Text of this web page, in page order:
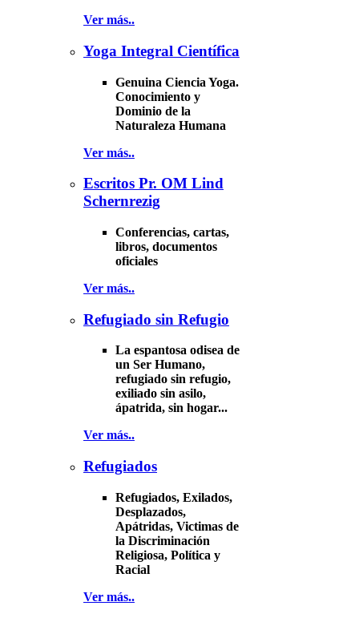
Ver más..
Yoga Integral Científica
Genuina Ciencia Yoga.
Conocimiento y
Dominio de la
Naturaleza Humana
Ver más..
Escritos Pr. OM Lind
Schernrezig
Conferencias, cartas,
libros, documentos
oficiales
Ver más..
Refugiado sin Refugio
La espantosa odisea de
un Ser Humano,
refugiado sin refugio,
exiliado sin asilo,
ápatrida, sin hogar...
Ver más..
Refugiados
Refugiados, Exilados,
Desplazados,
Apátridas, Victimas de
la Discriminación
Religiosa, Política y
Racial
Ver más..